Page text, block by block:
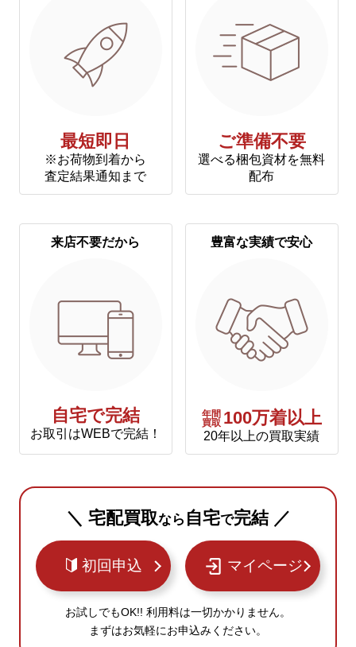
最短即日
※お荷物到着から
査定結果通知まで
ご準備不要
選べる梱包資材を無料
配布
来店不要だから
自宅で完結
お取引はWEBで完結！
豊富な実績で安心
年間
買取 100万着以上
20年以上の買取実績
＼ 宅配買取なら 自宅で完結 ／
初回申込 マイページ
お試しでもOK!! 利用料は一切かかりません。
まずはお気軽にお申込みください。